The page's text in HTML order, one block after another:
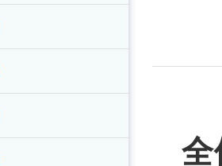
全